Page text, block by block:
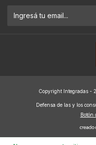
Copyright Integradas -
Defensa de las y los
Botón